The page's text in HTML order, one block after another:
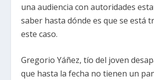
una audiencia con autoridades
saber hasta dónde es que se está
este caso.
Gregorio Yáñez, tío del joven
que hasta la fecha no tienen un